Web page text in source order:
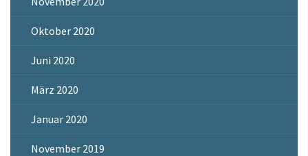
Oktober 2020
Juni 2020
März 2020
Januar 2020
November 2019